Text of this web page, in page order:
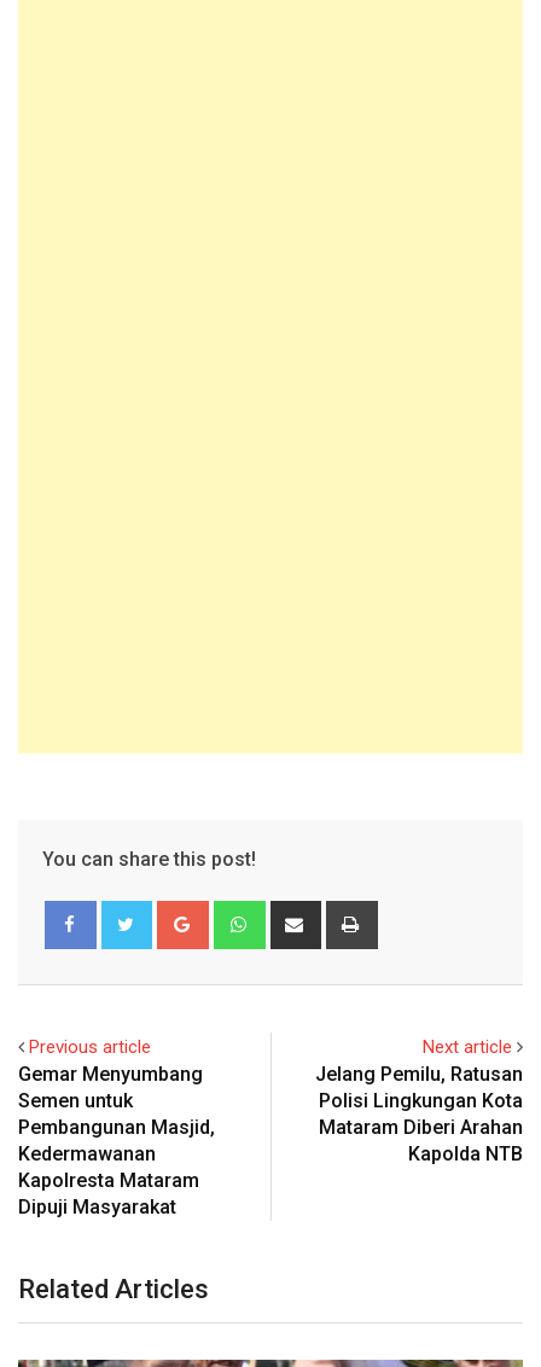
You can share this post!
Google+ WhatsappShare
Previous article
Gemar Menyumbang
Semen untuk
Pembangunan Masjid,
Kedermawanan
Kapolresta Mataram
Dipuji Masyarakat
Next article
Jelang Pemilu, Ratusan
Polisi Lingkungan Kota
Mataram Diberi Arahan
Kapolda NTB
Related Articles